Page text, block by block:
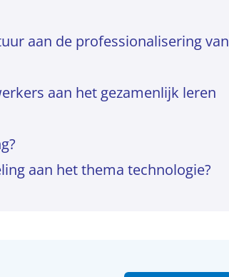
aan de professionalisering van
aan het gezamenlijk leren
aan het thema technologie?